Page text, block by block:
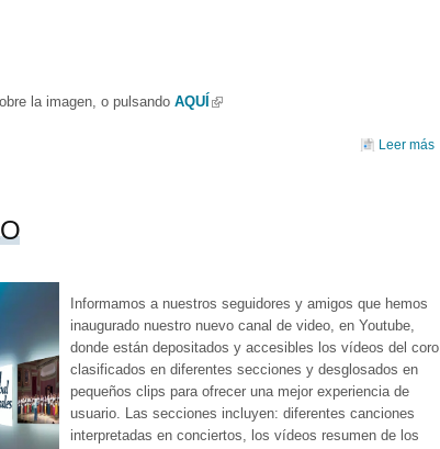
la imagen, o pulsando AQUÍ (link is external)
Leer más
Informamos a nuestros seguidores y amigos que hemos
inaugurado nuestro nuevo canal de video, en Youtube,
donde están depositados y accesibles los vídeos del coro,
clasificados en diferentes secciones y desglosados en
pequeños clips para ofrecer una mejor experiencia de
usuario. Las secciones incluyen: diferentes canciones
interpretadas en conciertos, los vídeos resumen de los